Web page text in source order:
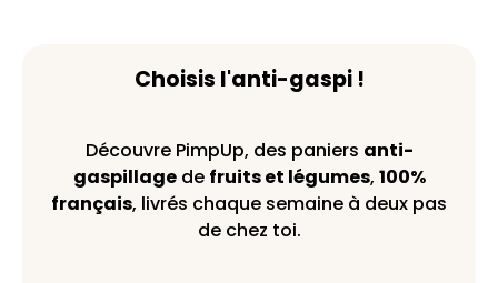
Choisis l'anti-gaspi !
Découvre PimpUp, des paniers anti-
gaspillagede fruits et légumes, 100%
français, livrés chaque semaine à deux pas
de chez toi.